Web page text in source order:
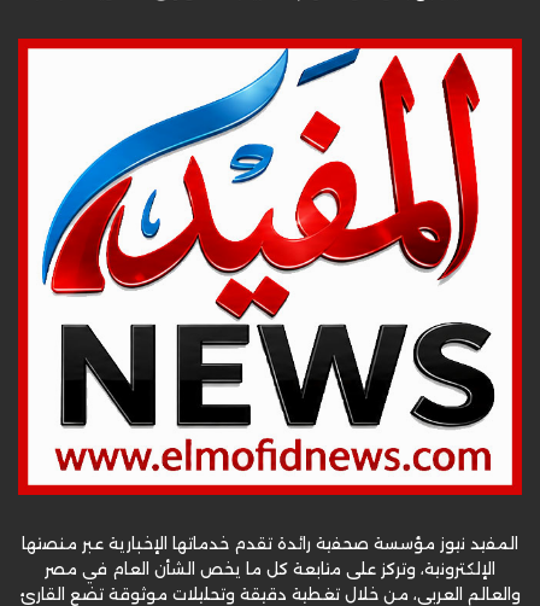
المفيد نيوز مؤسسة صحفية رائدة تقدم خدماتها الإخبارية عبر منصتها
الإلكترونية، وتركز على متابعة كل ما يخص الشأن العام في مصر
والعالم العربي، من خلال تغطية دقيقة وتحليلات موثوقة تضع القارئ